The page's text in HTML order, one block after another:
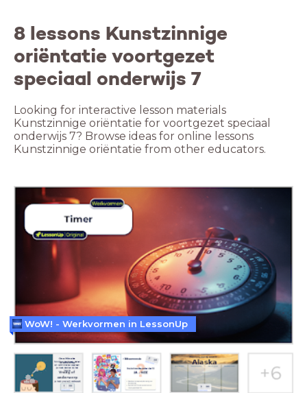
8 lessons Kunstzinnige
oriëntatie voortgezet
speciaal onderwijs 7
Looking for interactive lesson materials
Kunstzinnige oriëntatie for voortgezet speciaal
onderwijs 7? Browse ideas for online lessons
Kunstzinnige oriëntatie from other educators.
WoW! - Werkvormen in LessonUp